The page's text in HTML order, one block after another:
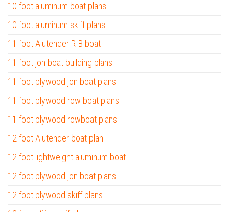
10 foot aluminum boat plans
10 foot aluminum skiff plans
11 foot Alutender RIB boat
11 foot jon boat building plans
11 foot plywood jon boat plans
11 foot plywood row boat plans
11 foot plywood rowboat plans
12 foot Alutender boat plan
12 foot lightweight aluminum boat
12 foot plywood jon boat plans
12 foot plywood skiff plans